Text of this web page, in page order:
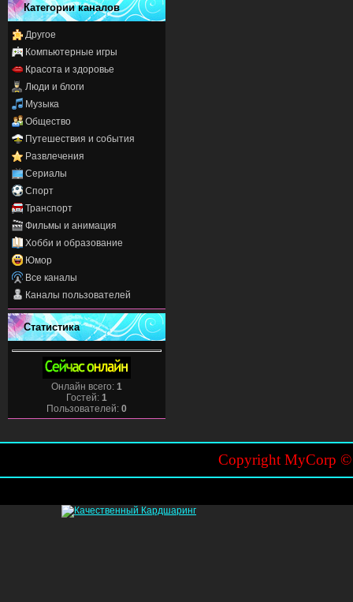
Категории каналов
Другое
Компьютерные игры
Красота и здоровье
Люди и блоги
Музыка
Общество
Путешествия и события
Развлечения
Сериалы
Спорт
Транспорт
Фильмы и анимация
Хобби и образование
Юмор
Все каналы
Каналы пользователей
Статистика
Онлайн всего: 1
Гостей: 1
Пользователей: 0
Copyright MyCorp